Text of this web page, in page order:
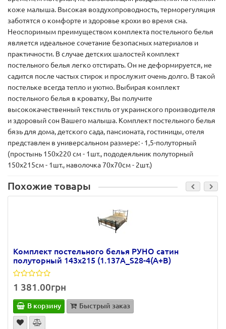
коже малыша. Высокая воздухопроводность, терморегуляция
заботятся о комфорте и здоровье крохи во время сна.
Неоспоримым преимуществом комплекта постельного белья
является идеальное сочетание безопасных материалов и
практичности. В случае детских шалостей комплект
постельного белья легко отстирать. Он не деформируется, не
садится после частых стирок и прослужит очень долго. В такой
постельке всегда тепло и уютно. Выбирая комплект
постельного белья в кроватку, Вы получите
высококачественный текстиль от украинского производителя
и здоровый сон Вашего малыша. Комплект постельного белья
бязь для дома, детского сада, пансионата, гостиницы, отеля
представлен в универсальном размере: · 1,5-полуторный
(простынь 150х220 см - 1шт., пододеяльник полуторный
150х215см - 1шт., наволочка 70х70см - 2шт.)
Похожие товары
Комплект постельного белья РУНО сатин
полуторный 143х215 (1.137А_S28-4(A+B)
1 381.00грн
В корзину Быстрый заказ